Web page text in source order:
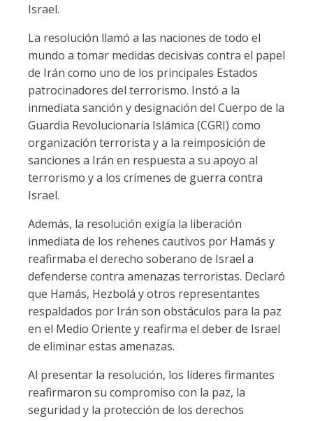
Israel.
La resolución llamó a las naciones de todo el
mundo a tomar medidas decisivas contra el papel
de Irán como uno de los principales Estados
patrocinadores del terrorismo. Instó a la
inmediata sanción y designación del Cuerpo de la
Guardia Revolucionaria Islámica (CGRI) como
organización terrorista y a la reimposición de
sanciones a Irán en respuesta a su apoyo al
terrorismo y a los crímenes de guerra contra
Israel.
Además, la resolución exigía la liberación
inmediata de los rehenes cautivos por Hamás y
reafirmaba el derecho soberano de Israel a
defenderse contra amenazas terroristas. Declaró
que Hamás, Hezbolá y otros representantes
respaldados por Irán son obstáculos para la paz
en el Medio Oriente y reafirma el deber de Israel
de eliminar estas amenazas.
Al presentar la resolución, los líderes firmantes
reafirmaron su compromiso con la paz, la
seguridad y la protección de los derechos